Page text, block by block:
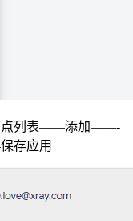
点列表——添加——-
存应用